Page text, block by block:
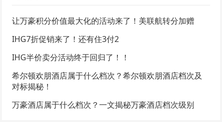
让万豪积分价值最大化的活动来了！美联航转分加赠
IHG7折促销来了！还有住3付2
IHG半价卖分活动终于回归了！！
希尔顿欢朋酒店属于什么档次？希尔顿欢朋酒店档次及
对标揭秘！
万豪酒店属于什么档次？一文揭秘万豪酒店档次级别